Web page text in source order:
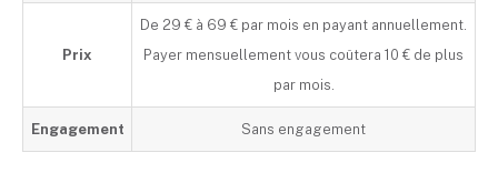
Prix
De 29 € à 69 € par mois en payant annuellement.
Payer mensuellement vous coûtera 10 € de plus
par mois.
Engagement Sans engagement